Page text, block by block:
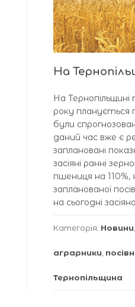
На
На Тернопільщині
року планується
були
даний час вже є
заплановані
засіяні ранні
пшениця на 110%,
запланованої
на сьогодні
Категорія: Новини
аграрники
Тернопільщина